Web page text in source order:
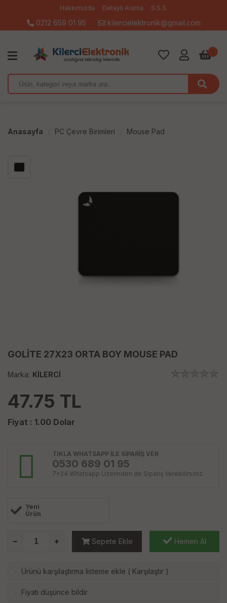
Hakkımızda Detaylı Arama S.S.S.
0212 659 01 95 kilercielektronik@gmail.com
0
Anasayfa PC Çevre Birimleri Mouse Pad
GOLİTE 27X23 ORTA BOY MOUSE PAD
Marka: KİLERCİ
47.75 TL
Fiyat : 1.00 Dolar
TIKLA WHATSAPP İLE SİPARİŞ VER
0530 689 01 95
7x24 Whatsapp Üzerinden de Sipariş Verebilirsiniz.
Yeni
Ürün
Sepete Ekle Hemen Al
· Ürünü karşılaştırma listeme ekle ( Karşılaştır )
· Fiyatı düşünce bildir